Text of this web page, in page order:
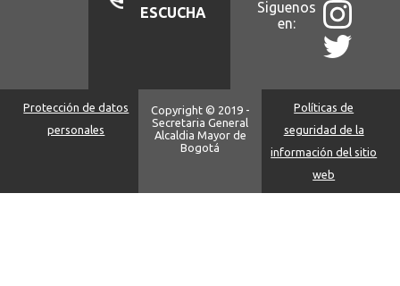
ESCUCHA
Siguenos
en:
Protección de datos
personales
Copyright © 2019 -
Secretaria General
Alcaldia Mayor de
Bogotá
Políticas de
seguridad de la
información del sitio
web